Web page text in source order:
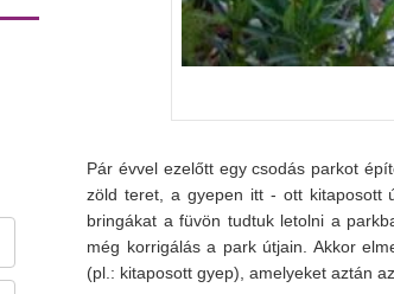
Pár évvel ezelőtt egy csodás parkot
zöld teret, a gyepen itt - ott kitaposott
bringákat a füvön tudtuk letolni a
még korrigálás a park útjain. Akkor
(pl.: kitaposott gyep), amelyeket aztán